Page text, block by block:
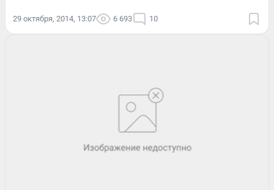
29 октября, 2014, 13:07 6 693 10